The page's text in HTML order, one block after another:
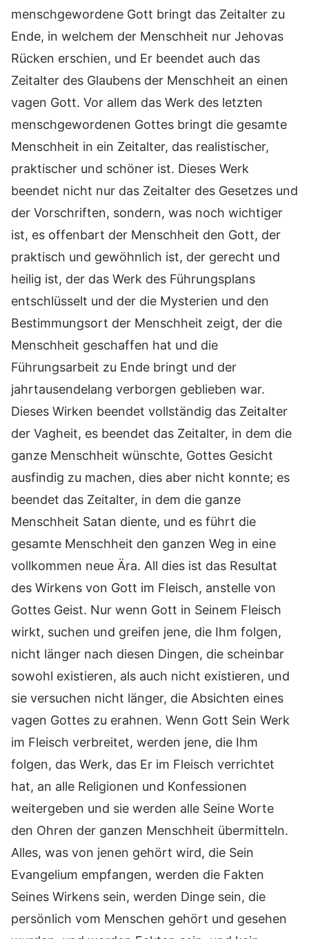
menschgewordene Gott bringt das Zeitalter zu
Ende, in welchem der Menschheit nur Jehovas
Rücken erschien, und Er beendet auch das
Zeitalter des Glaubens der Menschheit an einen
vagen Gott. Vor allem das Werk des letzten
menschgewordenen Gottes bringt die gesamte
Menschheit in ein Zeitalter, das realistischer,
praktischer und schöner ist. Dieses Werk
beendet nicht nur das Zeitalter des Gesetzes und
der Vorschriften, sondern, was noch wichtiger
ist, es offenbart der Menschheit den Gott, der
praktisch und gewöhnlich ist, der gerecht und
heilig ist, der das Werk des Führungsplans
entschlüsselt und der die Mysterien und den
Bestimmungsort der Menschheit zeigt, der die
Menschheit geschaffen hat und die
Führungsarbeit zu Ende bringt und der
jahrtausendelang verborgen geblieben war.
Dieses Wirken beendet vollständig das Zeitalter
der Vagheit, es beendet das Zeitalter, in dem die
ganze Menschheit wünschte, Gottes Gesicht
ausfindig zu machen, dies aber nicht konnte; es
beendet das Zeitalter, in dem die ganze
Menschheit Satan diente, und es führt die
gesamte Menschheit den ganzen Weg in eine
vollkommen neue Ära. All dies ist das Resultat
des Wirkens von Gott im Fleisch, anstelle von
Gottes Geist. Nur wenn Gott in Seinem Fleisch
wirkt, suchen und greifen jene, die Ihm folgen,
nicht länger nach diesen Dingen, die scheinbar
sowohl existieren, als auch nicht existieren, und
sie versuchen nicht länger, die Absichten eines
vagen Gottes zu erahnen. Wenn Gott Sein Werk
im Fleisch verbreitet, werden jene, die Ihm
folgen, das Werk, das Er im Fleisch verrichtet
hat, an alle Religionen und Konfessionen
weitergeben und sie werden alle Seine Worte
den Ohren der ganzen Menschheit übermitteln.
Alles, was von jenen gehört wird, die Sein
Evangelium empfangen, werden die Fakten
Seines Wirkens sein, werden Dinge sein, die
persönlich vom Menschen gehört und gesehen